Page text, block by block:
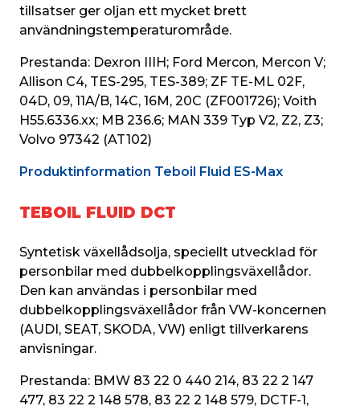
tillsatser ger oljan ett mycket brett
användningstemperaturområde.
Prestanda: Dexron IIIH; Ford Mercon, Mercon V;
Allison C4, TES-295, TES-389; ZF TE-ML 02F,
04D, 09, 11A/B, 14C, 16M, 20C (ZF001726); Voith
H55.6336.xx; MB 236.6; MAN 339 Typ V2, Z2, Z3;
Volvo 97342 (AT102)
Produktinformation Teboil Fluid ES-Max
TEBOIL FLUID DCT
Syntetisk växellådsolja, speciellt utvecklad för
personbilar med dubbelkopplingsväxellådor.
Den kan användas i personbilar med
dubbelkopplingsväxellådor från VW-koncernen
(AUDI, SEAT, SKODA, VW) enligt tillverkarens
anvisningar.
Prestanda: BMW 83 22 0 440 214, 83 22 2 147
477, 83 22 2 148 578, 83 22 2 148 579, DCTF-1,